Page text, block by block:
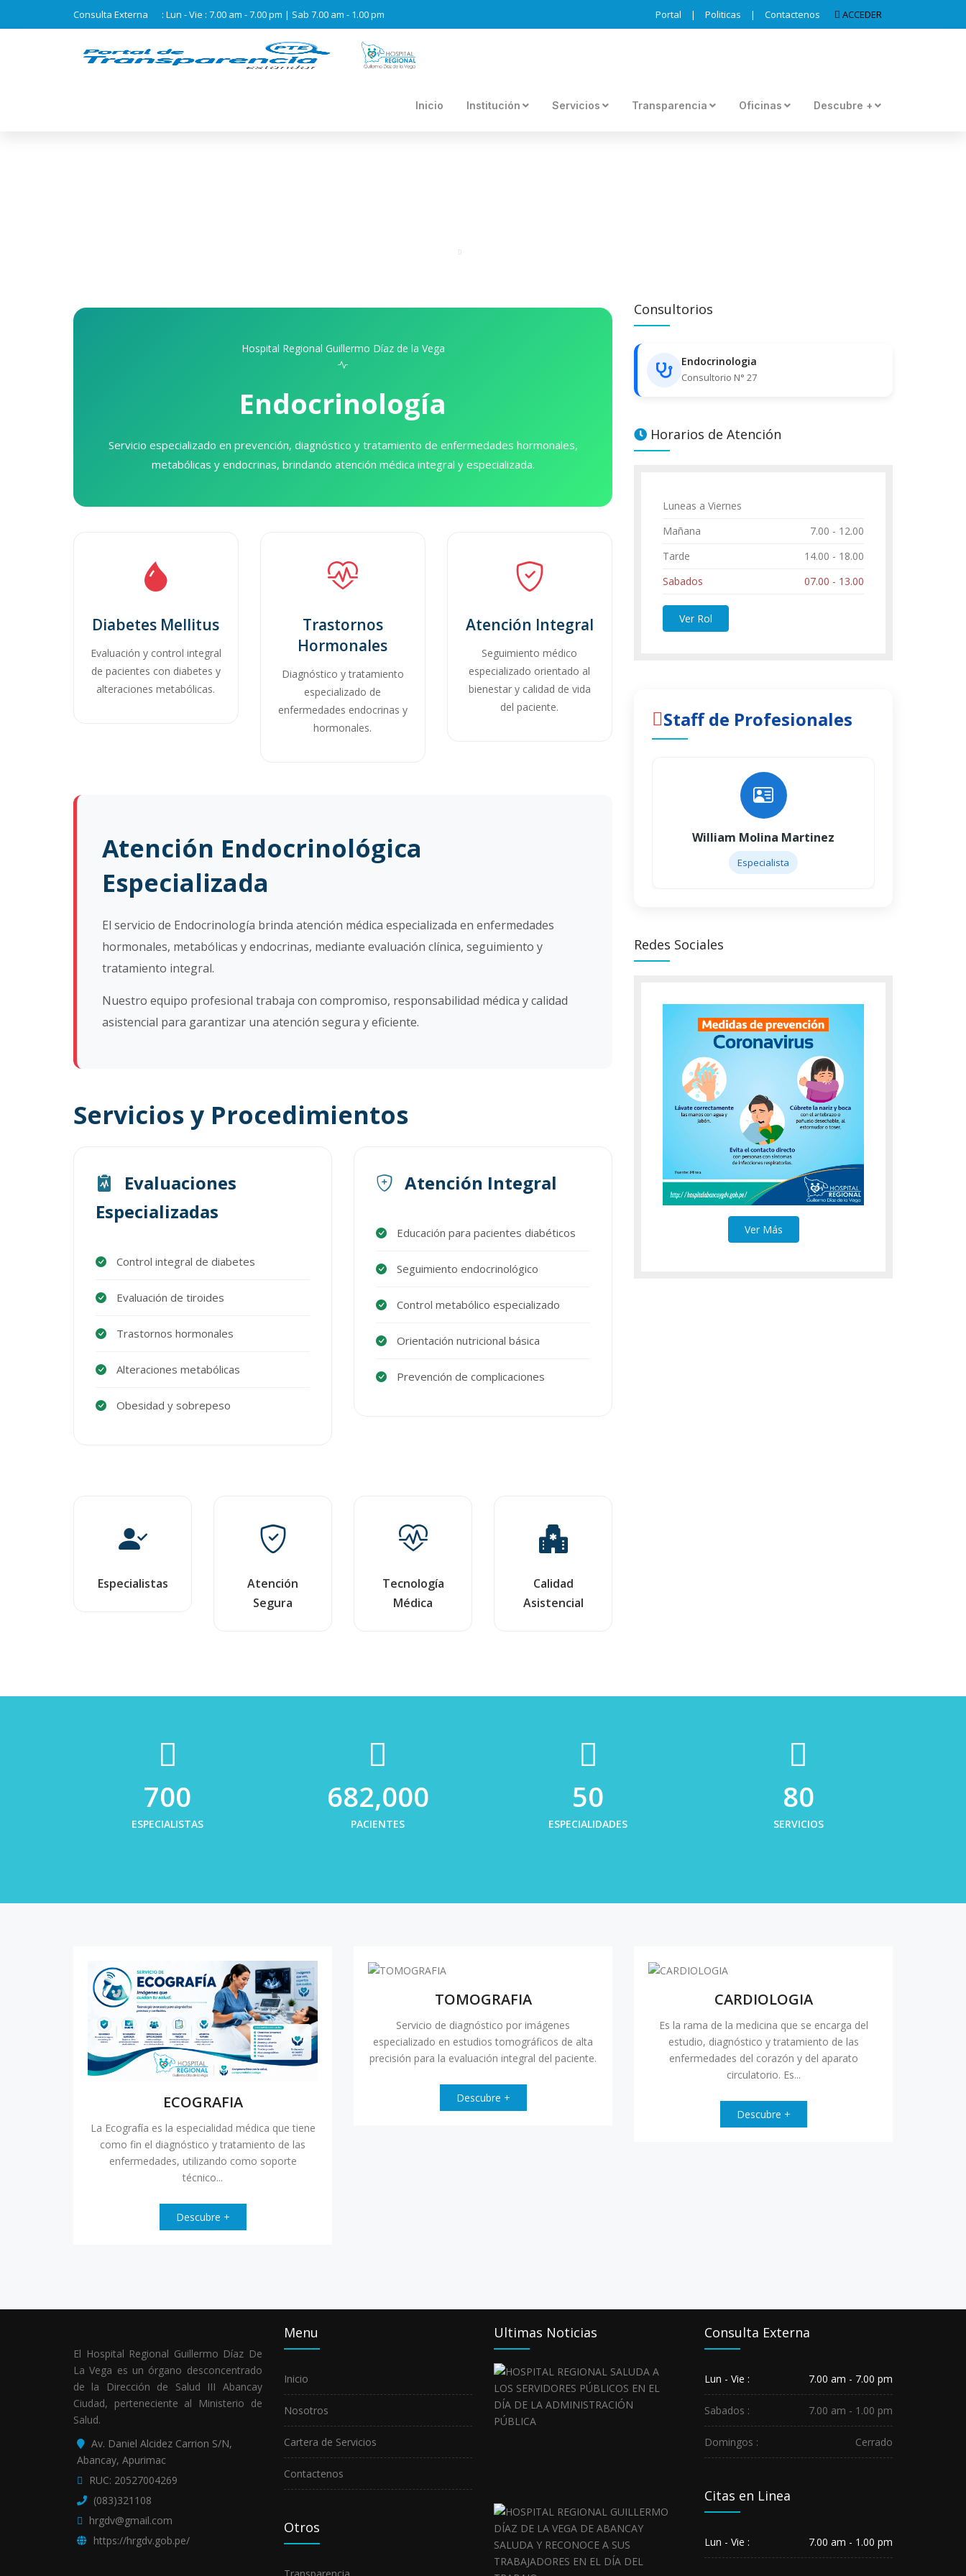
Consulta Externa : Lun - Vie : 7.00 am - 7.00 pm | Sab 7.00 am - 1.00 pm ACCEDER
Portal | Politicas | Contactenos
Inicio Institución Servicios Transparencia Oficinas Descubre +
Hospital Regional Guillermo Díaz de la Vega
Endocrinología
Servicio especializado en prevención, diagnóstico y tratamiento de enfermedades hormonales,
metabólicas y endocrinas, brindando atención médica integral y especializada.
Diabetes Mellitus
Evaluación y control integral
de pacientes con diabetes y
alteraciones metabólicas.
Trastornos
Hormonales
Diagnóstico y tratamiento
especializado de
enfermedades endocrinas y
hormonales.
Atención Integral
Seguimiento médico
especializado orientado al
bienestar y calidad de vida
del paciente.
Atención Endocrinológica
Especializada
El servicio de Endocrinología brinda atención médica especializada en enfermedades
hormonales, metabólicas y endocrinas, mediante evaluación clínica, seguimiento y
tratamiento integral.
Nuestro equipo profesional trabaja con compromiso, responsabilidad médica y calidad
asistencial para garantizar una atención segura y eficiente.
Servicios y Procedimientos
Evaluaciones
Especializadas
Control integral de diabetes
Evaluación de tiroides
Trastornos hormonales
Alteraciones metabólicas
Obesidad y sobrepeso
Atención Integral
Educación para pacientes diabéticos
Seguimiento endocrinológico
Control metabólico especializado
Orientación nutricional básica
Prevención de complicaciones
Especialistas
Atención
Segura
Tecnología
Médica
Calidad
Asistencial
Consultorios
Endocrinologia
Consultorio N° 27
Horarios de Atención
Luneas a Viernes
Mañana
7.00 - 12.00
Tarde
14.00 - 18.00
Sabados
07.00 - 13.00
Ver Rol
Staff de Profesionales
William Molina Martinez William Molina Martinez
Especialista
Redes Sociales
Ver Más
700
ESPECIALISTAS
682,000
PACIENTES
50
ESPECIALIDADES
80
SERVICIOS
ECOGRAFIA
La Ecografía es la especialidad médica que tiene
como fin el diagnóstico y tratamiento de las
enfermedades, utilizando como soporte
técnico...
Descubre +
TOMOGRAFIA
Servicio de diagnóstico por imágenes
especializado en estudios tomográficos de alta
precisión para la evaluación integral del paciente.
Descubre +
CARDIOLOGIA
Es la rama de la medicina que se encarga del
estudio, diagnóstico y tratamiento de las
enfermedades del corazón y del aparato
circulatorio. Es...
Descubre +
El Hospital Regional Guillermo Díaz De
La Vega es un órgano desconcentrado
de la Dirección de Salud III Abancay
Ciudad, perteneciente al Ministerio de
Salud.
Av. Daniel Alcidez Carrion S/N,
Abancay, Apurimac
RUC: 20527004269
(083)321108
hrgdv@gmail.com
https://hrgdv.gob.pe/
Menu
Inicio
Nosotros
Cartera de Servicios
Contactenos
Otros
Ultimas Noticias
REGIONAL
SALUDA
SERVIDORES...
HOSPITAL
GUILLERMO
Consulta Externa
Lun - Vie : 7.00 am - 7.00 pm
Sabados : 7.00 am - 1.00 pm
Domingos : Cerrado
Citas en Linea
Lun - Vie : 7.00 am - 1.00 pm